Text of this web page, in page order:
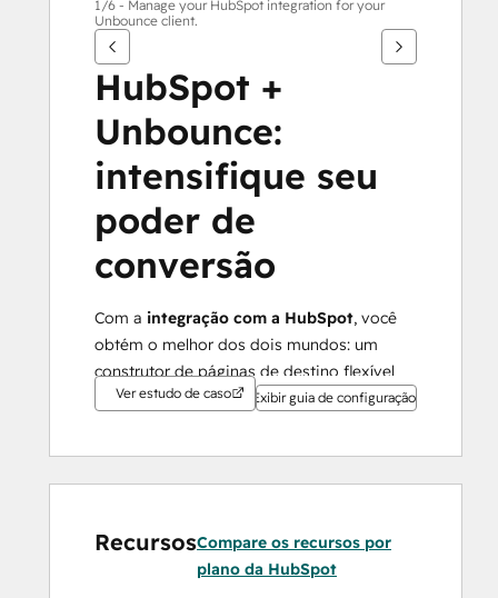
1/6 - Manage your HubSpot integration for your
Unbounce client.
HubSpot +
Unbounce:
intensifique seu
poder de
conversão
Com a integração com a HubSpot, você
obtém o melhor dos dois mundos: um
construtor de páginas de destino flexível
que permite otimizar cada elemento e
pilha de crescimento para nutrição.
Ver estudo de caso Exibir guia de configuração
RecursosCompare os recursos por
plano da HubSpot